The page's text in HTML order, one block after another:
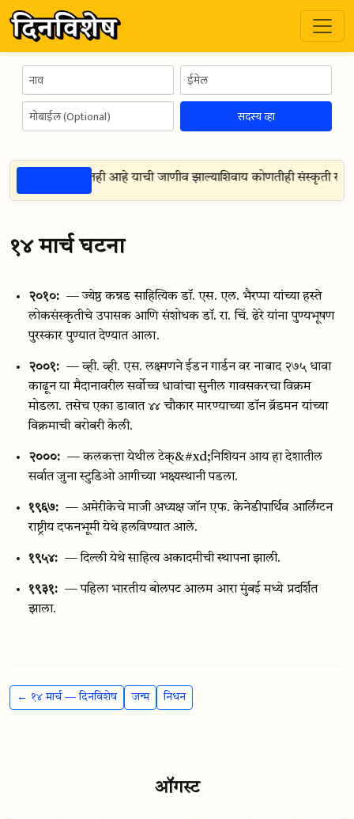
सदस्य व्हा
शेत नांगरण्यातही आहे याची जाणीव झाल्याशिवाय कोणतीही संस्कृती
१४ मार्च घटना
२०१०: — ज्येष्ठ कन्नड साहित्यिक डॉ. एस. एल. भैरप्पा यांच्या हस्ते
लोकसंस्कृतीचे उपासक आणि संशोधक डॉ. रा. चिं. ढेरे यांना पुण्यभूषण
पुरस्कार पुण्यात देण्यात आला.
२००१: — व्ही. व्ही. एस. लक्ष्मणने ईडन गार्डन वर नाबाद २७५ धावा
काढून या मैदानावरील सर्वोच्च धावांचा सुनील गावसकरचा विक्रम
मोडला. तसेच एका डावात ४४ चौकार मारण्याच्या डॉन ब्रॅडमन यांच्या
विक्रमाची बरोबरी केली.
२०००: — कलकत्ता येथील टेक्&#xd;निशियन आय हा देशातील
सर्वात जुना स्टुडिओ आगीच्या भक्ष्यस्थानी पडला.
१९६७: — अमेरीकेचे माजी अध्यक्ष जॉन एफ. केनेडीपार्थिव आर्लिंग्टन
राष्ट्रीय दफनभूमी येथे हलविण्यात आले.
१९५४: — दिल्ली येथे साहित्य अकादमीची स्थापना झाली.
१९३१: — पहिला भारतीय बोलपट आलम आरा मुंबई मध्ये प्रदर्शित
झाला.
← १४ मार्च — दिनविशेष जन्म निधन
ऑगस्ट